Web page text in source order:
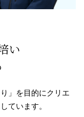
い
」を目的にクリエ
ています。